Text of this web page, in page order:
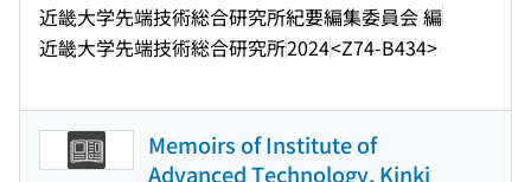
近畿大学先端技術総合研究所紀要編集委員会 編
近畿大学先端技術総合研究所2024<Z74-B434>
Memoirs of Institute of
Advanced Technology, Kinki